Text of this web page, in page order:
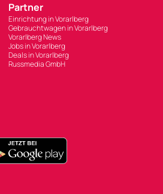
Partner
Einrichtung in Vorarlberg
Gebrauchtwagen in Vorarlberg
Vorarlberg News
Jobs in Vorarlberg
Deals in Vorarlberg
Russmedia GmbH